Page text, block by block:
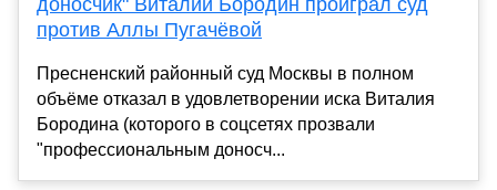
доносчик" Виталий Бородин проиграл суд
против Аллы Пугачёвой
Пресненский районный суд Москвы в полном
объёме отказал в удовлетворении иска Виталия
Бородина (которого в соцсетях прозвали
"профессиональным доносч...